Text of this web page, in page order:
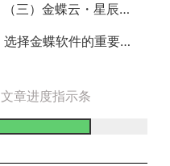
（三）金蝶云・星辰进销存云
五、选择金蝶软件的重要性
文章进度指示条